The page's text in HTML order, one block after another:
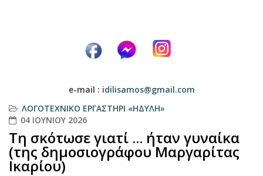
e-mail : idilisamos@gmail.com
ΛΟΓΟΤΕΧΝΙΚΌ ΕΡΓΑΣΤΉΡΙ «ΗΔΎΛΗ»
04 ΙΟΥΝΊΟΥ 2026
Τη σκότωσε γιατί ... ήταν γυναίκα
(της δημοσιογράφου Μαργαρίτας
Ικαρίου)